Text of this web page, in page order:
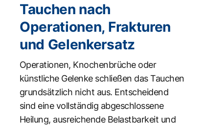
Tauchen nach
Operationen, Frakturen
und Gelenkersatz
Operationen, Knochenbrüche oder
künstliche Gelenke schließen das Tauchen
grundsätzlich nicht aus. Entscheidend
sind eine vollständig abgeschlossene
Heilung, ausreichende Belastbarkeit und